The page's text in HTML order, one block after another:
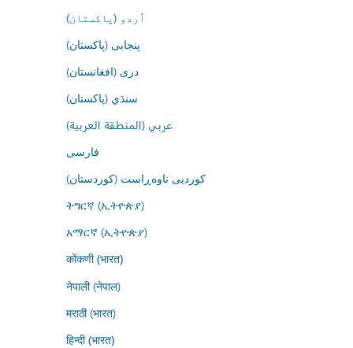
اُردو (پاکستان)
پنجابی (پاکستان)
درى (افغانستان)
سنڌي (پاکستان)
عربي (المنطقة العربية)
فارسى
کوردیی ناوەڕاست (کوردستان)
ትግርኛ (ኢትዮጵያ)
አማርኛ (ኢትዮጵያ)
कोंकणी (भारत)
नेपाली (नेपाल)
मराठी (भारत)
हिन्दी (भारत)